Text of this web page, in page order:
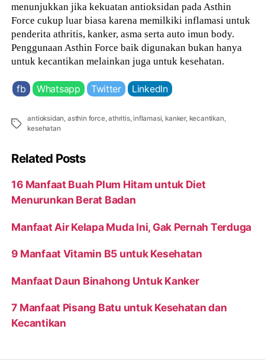
menunjukkan jika kekuatan antioksidan pada Asthin
Force cukup luar biasa karena memilkiki inflamasi untuk
penderita athritis, kanker, asma serta auto imun body.
Penggunaan Asthin Force baik digunakan bukan hanya
untuk kecantikan melainkan juga untuk kesehatan.
fb Whatsapp Twitter LinkedIn
Tags
antioksidan, asthin force,athritis, inflamasi, kanker, kecantikan,
kesehatan
Related Posts
16 Manfaat Buah Plum Hitam untuk Diet
Menurunkan Berat Badan
Manfaat Air Kelapa Muda Ini, Gak Pernah Terduga
9 Manfaat Vitamin B5 untuk Kesehatan
Manfaat Daun Binahong Untuk Kanker
7 Manfaat Pisang Batu untuk Kesehatan dan
Kecantikan